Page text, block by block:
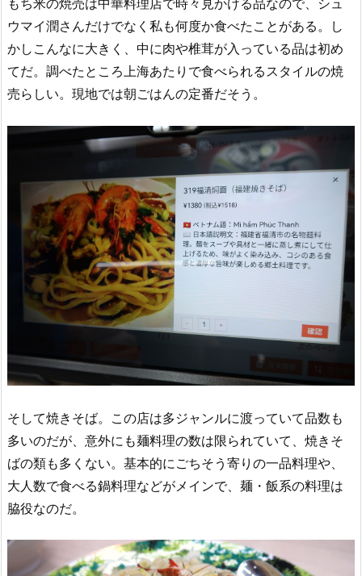
ウマイ潤さんだけでなく私も何度か食べたことがある。し
かしこんなに大きく、中に肉や椎茸が入っている品は初め
てだ。調べたところ上海あたりで食べられるスタイルの焼
売らしい。現地では朝ごはんの定番だそう。
そして焼きそば。この店は多ジャンルに渡っていて品数も
多いのだが、意外にも麺料理の数は限られていて、焼きそ
ばの類も多くない。基本的にごちそう寄りの一品料理や、
大人数で食べる鍋料理などがメインで、麺・飯系の料理は
脇役なのだ。